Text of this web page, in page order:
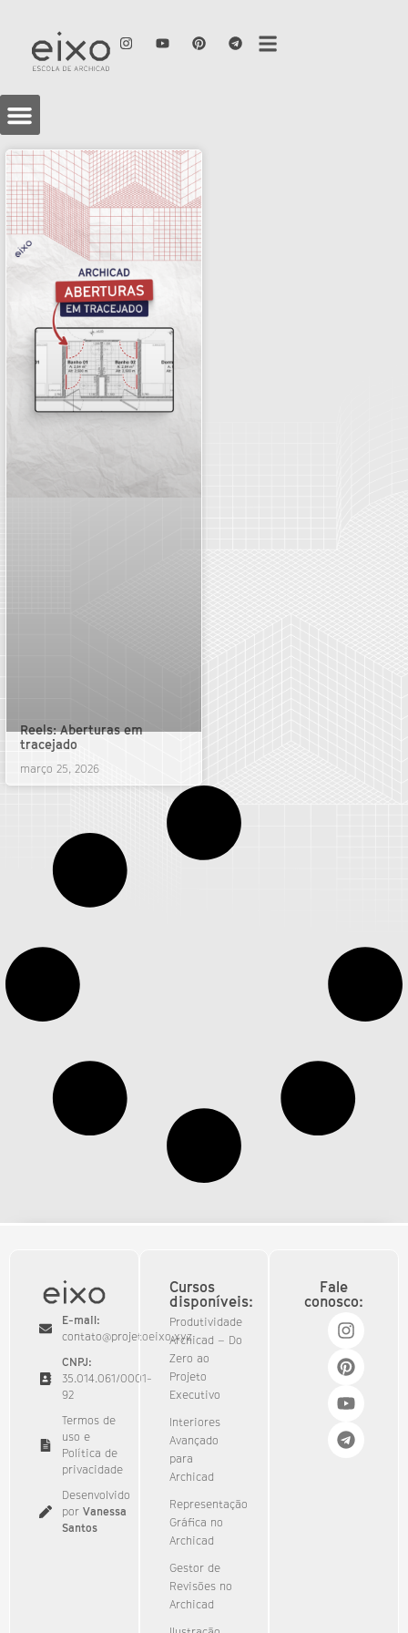
Reels: Aberturas em
tracejado
março 25, 2026
E-mail:
contato@projetoeixo.xyz
CNPJ:
35.014.061/0001-
92​
Termos de
uso e
Política de
privacidade
Desenvolvido
por Vanessa
Santos
Cursos
disponíveis:
Produtividade
Archicad – Do
Zero ao
Projeto
Executivo
Interiores
Avançado
para
Archicad
Representação
Gráfica no
Archicad
Gestor de
Revisões no
Archicad
Fale
conosco: